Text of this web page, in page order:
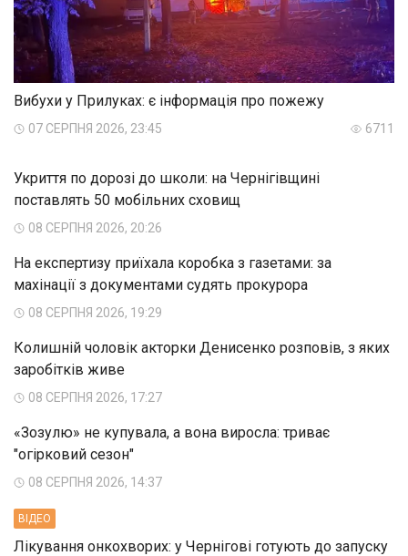
Вибухи у Прилуках: є інформація про пожежу
07 СЕРПНЯ 2026, 23:45 6711
Укриття по дорозі до школи: на Чернігівщині
поставлять 50 мобільних сховищ
08 СЕРПНЯ 2026, 20:26
На експертизу приїхала коробка з газетами: за
махінації з документами судять прокурора
08 СЕРПНЯ 2026, 19:29
Колишній чоловік акторки Денисенко розповів, з яких
заробітків живе
08 СЕРПНЯ 2026, 17:27
«Зозулю» не купувала, а вона виросла: триває
"огірковий сезон"
08 СЕРПНЯ 2026, 14:37
ВIДЕО
Лікування онкохворих: у Чернігові готують до запуску